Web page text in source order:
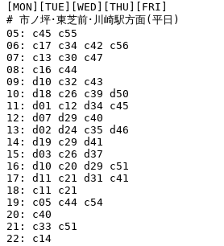
[MON][TUE][WED][THU][FRI]
# 市ノ坪･東芝前･川崎駅方面(平日)
05: c45 c55
06: c17 c34 c42 c56
07: c13 c30 c47
08: c16 c44
09: d10 c32 c43
10: d18 c26 c39 d50
11: d01 c12 d34 c45
12: d07 d29 c40
13: d02 d24 c35 d46
14: d19 c29 d41
15: d03 c26 d37
16: d10 c20 d29 c51
17: d11 c21 d31 c41
18: c11 c21
19: c05 c44 c54
20: c40
21: c33 c51
22: c14